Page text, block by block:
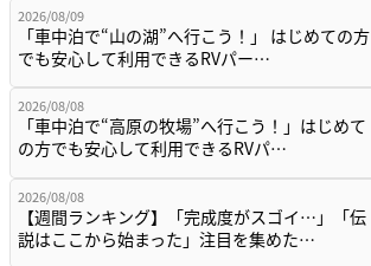
2026/08/09
「車中泊で“山の湖”へ行こう！」 はじめての方
でも安心して利用できるRVパー…
2026/08/08
「車中泊で“高原の牧場”へ行こう！」はじめて
の方でも安心して利用できるRVパ…
2026/08/08
【週間ランキング】「完成度がスゴイ…」「伝
説はここから始まった」注目を集めた…